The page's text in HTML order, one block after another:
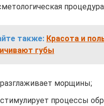
также: Красота и
губы
разглаживает морщины;
стимулирует процессы